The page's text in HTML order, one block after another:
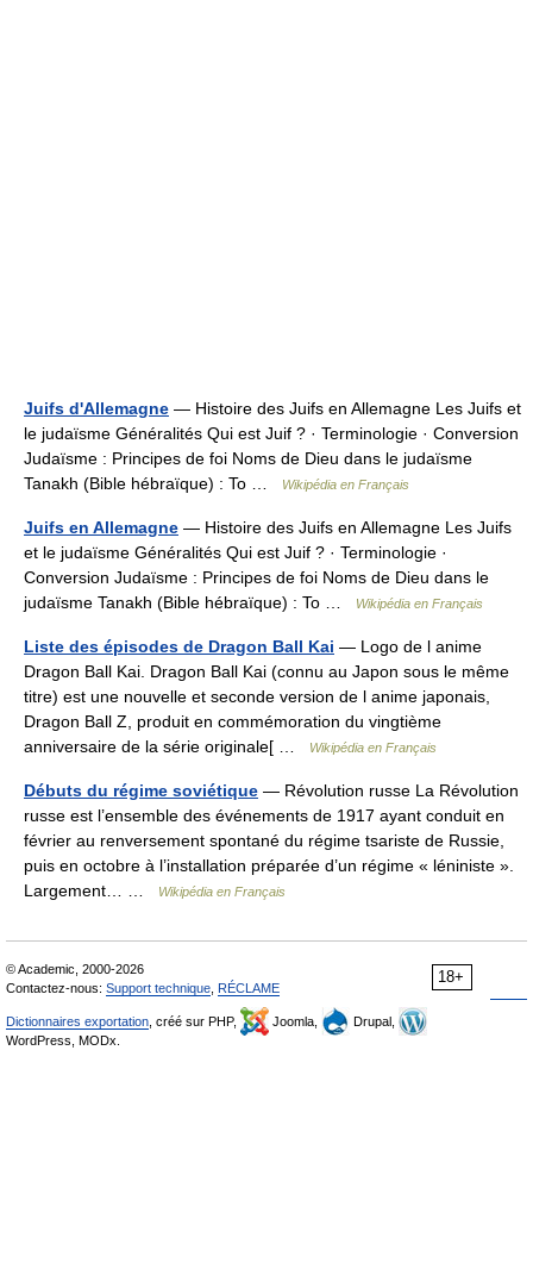
Juifs d'Allemagne — Histoire des Juifs en Allemagne Les Juifs et
le judaïsme Généralités Qui est Juif ? · Terminologie · Conversion
Judaïsme : Principes de foi Noms de Dieu dans le judaïsme
Tanakh (Bible hébraïque) : To …
Wikipédia en Français
Juifs en Allemagne — Histoire des Juifs en Allemagne Les Juifs
et le judaïsme Généralités Qui est Juif ? · Terminologie ·
Conversion Judaïsme : Principes de foi Noms de Dieu dans le
judaïsme Tanakh (Bible hébraïque) : To …
Wikipédia en Français
Liste des épisodes de Dragon Ball Kai — Logo de l anime
Dragon Ball Kai. Dragon Ball Kai (connu au Japon sous le même
titre) est une nouvelle et seconde version de l anime japonais,
Dragon Ball Z, produit en commémoration du vingtième
anniversaire de la série originale[ …
Wikipédia en Français
Débuts du régime soviétique — Révolution russe La Révolution
russe est l’ensemble des événements de 1917 ayant conduit en
février au renversement spontané du régime tsariste de Russie,
puis en octobre à l’installation préparée d’un régime « léniniste ».
Largement… …
Wikipédia en Français
18+
© Academic, 2000-2026
Contactez-nous: Support technique RÉCLAME
Dictionnaires exportation , créé sur PHP, Joomla,
Drupal,
WordPress, MODx.